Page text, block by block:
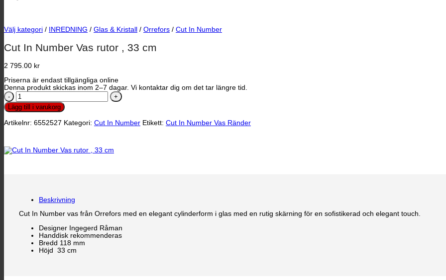
Välj kategori / INREDNING / Glas & Kristall / Orrefors / Cut In Number
Cut In Number Vas rutor , 33 cm
2 795.00 kr
Priserna är endast tillgängliga online
Denna produkt skickas inom 2–7 dagar. Vi kontaktar dig om det tar längre tid.
Cut
In
Number
rutor
cm
mängd
Lägg till i varukorg
Artikelnr: 6552527 Kategori: Cut In Number Etikett: Cut In Number Vas Ränder
Beskrivning
Cut In Number vas från Orrefors med en elegant cylinderform i glas med en rutig skärning för en sofistikerad och elegant touch.
Designer Ingegerd Råman
Handdisk rekommenderas
Bredd 118 mm
Höjd 33 cm